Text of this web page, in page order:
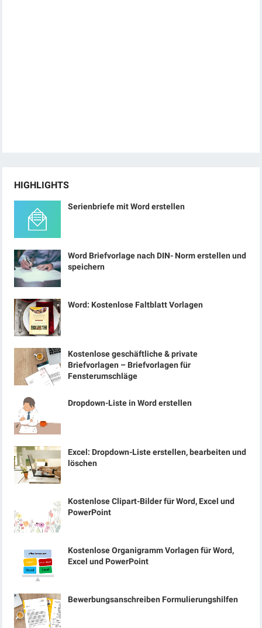
HIGHLIGHTS
Serienbriefe mit Word erstellen
Word Briefvorlage nach DIN- Norm erstellen und
speichern
Word: Kostenlose Faltblatt Vorlagen
Kostenlose geschäftliche & private
Briefvorlagen – Briefvorlagen für
Fensterumschläge
Dropdown-Liste in Word erstellen
Excel: Dropdown-Liste erstellen, bearbeiten und
löschen
Kostenlose Clipart-Bilder für Word, Excel und
PowerPoint
Kostenlose Organigramm Vorlagen für Word,
Excel und PowerPoint
Bewerbungsanschreiben Formulierungshilfen